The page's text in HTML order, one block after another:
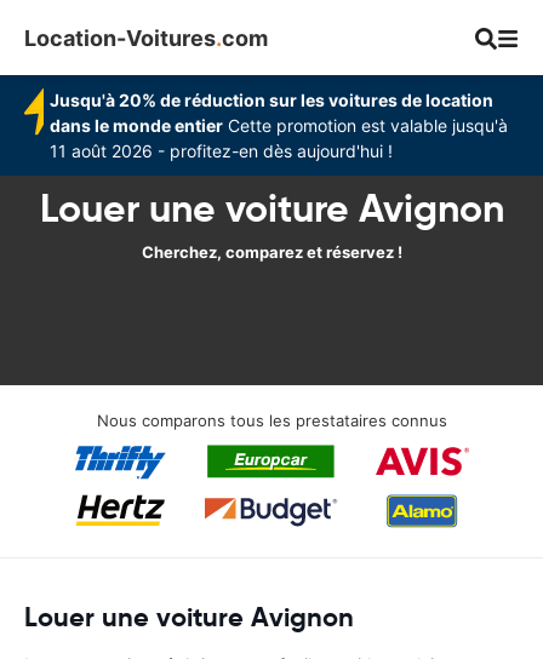
Location-Voitures.com
Jusqu'à 20% de réduction sur les voitures de location
dans le monde entier Cette promotion est valable jusqu'à
11 août 2026 - profitez-en dès aujourd'hui !
Louer une voiture Avignon
Cherchez, comparez et réservez !
Nous comparons tous les prestataires connus
Louer une voiture Avignon